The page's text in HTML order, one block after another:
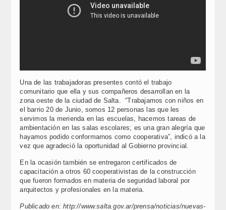
Una de las trabajadoras presentes contó el trabajo
comunitario que ella y sus compañeros desarrollan en la
zona oeste de la ciudad de Salta. “Trabajamos con niños en
el barrio 20 de Junio, somos 12 personas las que les
servimos la merienda en las escuelas, hacemos tareas de
ambientación en las salas escolares; es una gran alegría que
hayamos podido conformarnos como cooperativa”, indicó a la
vez que agradeció la oportunidad al Gobierno provincial.
En la ocasión también se entregaron certificados de
capacitación a otros 60 cooperativistas de la construcción
que fueron formados en materia de seguridad laboral por
arquitectos y profesionales en la materia.
Publicado en: http://www.salta.gov.ar/prensa/noticias/nuevas-